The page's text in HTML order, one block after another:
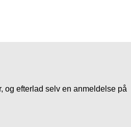
og efterlad selv en anmeldelse på